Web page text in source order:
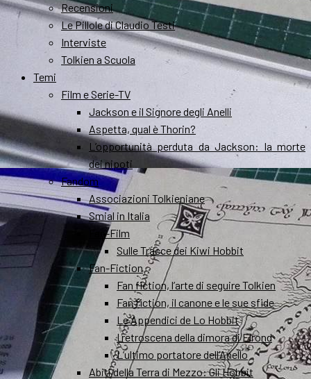
Recensioni
Le Pillole di Claudio Testi
Interviste
Tolkien a Scuola
Temi
Film e Serie-TV
Jackson e il Signore degli Anelli
Aspetta, qual è Thorin?
L’opportunità perduta da Jackson: la morte
dei nipoti
Fandom
Associazioni Tolkieniane
Smial in Italia
Fan-Film
Sulle Tracce dei Kiwi Hobbit
Fan-Fiction
Fan fiction, l’arte di seguire Tolkien
Fan fiction, il canone e le sue sfide
Le Appendici de Lo Hobbit
I retroscena della dimora di Elrond
L’ultimo portatore dell’Anello
Abiti della Terra di Mezzo: Gli Hobbit